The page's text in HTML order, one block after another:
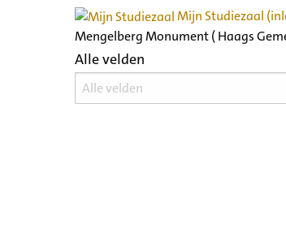
Mijn Studiezaal
Mengelberg Monument ( Haags
Alle velden